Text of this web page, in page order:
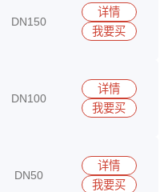
DN150
详情
我要买
DN100
详情
我要买
DN50
详情
我要买